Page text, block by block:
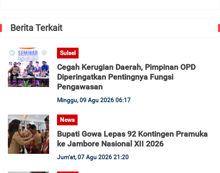
Berita Terkait
Sulsel
Cegah Kerugian Daerah, Pimpinan OPD
Diperingatkan Pentingnya Fungsi
Pengawasan
Minggu, 09 Agu 2026 06:17
News
Bupati Gowa Lepas 92 Kontingen Pramuka
ke Jambore Nasional XII 2026
Jum'at, 07 Agu 2026 21:20